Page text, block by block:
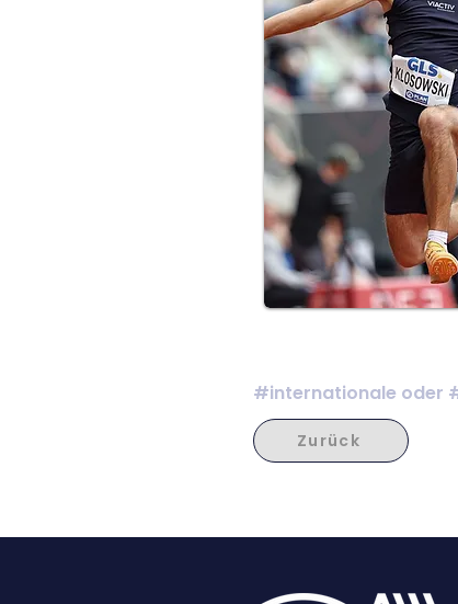
#internationale oder
Zurück